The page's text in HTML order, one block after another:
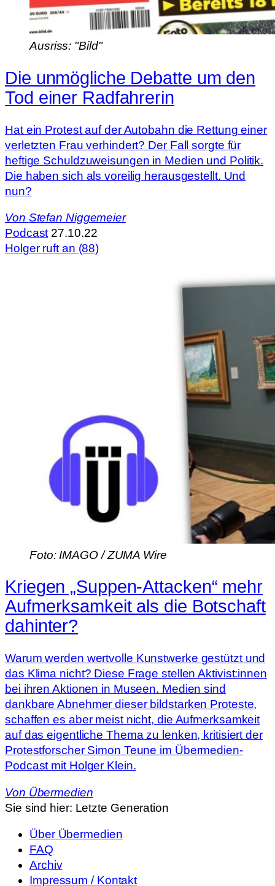
Ausriss: "Bild"
Die unmögliche Debatte um den
Tod einer Radfahrerin
Hat ein Protest auf der Autobahn die Rettung einer
verletzten Frau verhindert? Der Fall sorgte für
heftige Schuldzuweisungen in Medien und Politik.
Die haben sich als voreilig herausgestellt. Und
nun?
Von Stefan Niggemeier
Podcast 27.10.22
Holger ruft an (88)
Foto: IMAGO / ZUMA Wire
Kriegen „Suppen-Attacken“ mehr
Aufmerksamkeit als die Botschaft
dahinter?
Warum werden wertvolle Kunstwerke gestützt und
das Klima nicht? Diese Frage stellen Aktivist:innen
bei ihren Aktionen in Museen. Medien sind
dankbare Abnehmer dieser bildstarken Proteste,
schaffen es aber meist nicht, die Aufmerksamkeit
auf das eigentliche Thema zu lenken, kritisiert der
Protestforscher Simon Teune im Übermedien-
Podcast mit Holger Klein.
Von Übermedien
Sie sind hier: Letzte Generation
Über Übermedien
FAQ
Archiv
Impressum / Kontakt